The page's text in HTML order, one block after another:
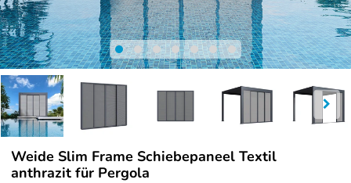
Weide Slim Frame Schiebepaneel Textil
anthrazit für Pergola